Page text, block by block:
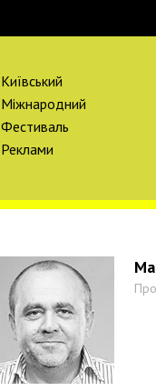
Київський
Міжнародний
Фестиваль
Реклами